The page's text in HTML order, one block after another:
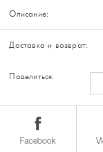
Описание:
Доставка и возврат:
Поделиться: